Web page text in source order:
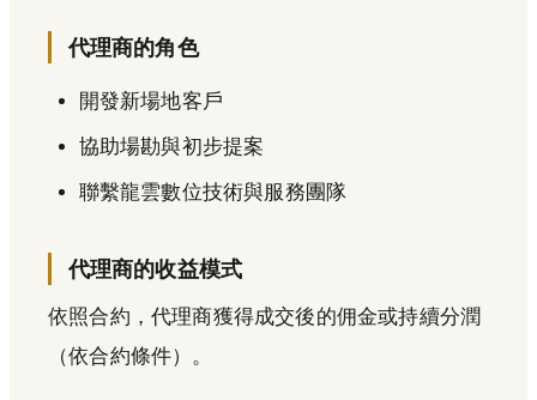
代理商的角色
開發新場地客戶
協助場勘與初步提案
聯繫龍雲數位技術與服務團隊
代理商的收益模式
依照合約，代理商獲得成交後的佣金或持續分潤
（依合約條件）。